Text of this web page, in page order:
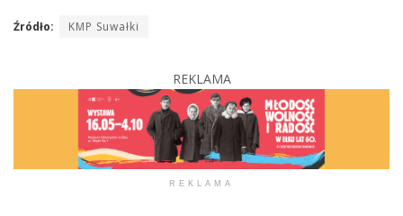
Źródło: KMP Suwałki
REKLAMA
REKLAMA